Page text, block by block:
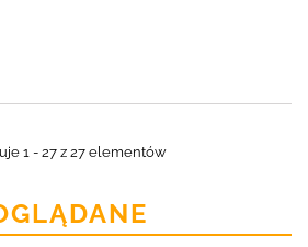
1 - 27 z 27 elementów